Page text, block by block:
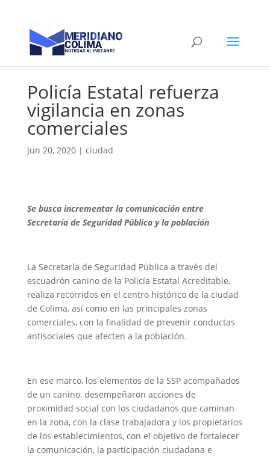
Policía Estatal refuerza
vigilancia en zonas
comerciales
Jun 20, 2020| ciudad
Se busca incrementar la comunicación entre
Secretaría de Seguridad Pública y la población
La Secretaría de Seguridad Pública a través del
escuadrón canino de la Policía Estatal Acreditable,
realiza recorridos en el centro histórico de la ciudad
de Colima, así como en las principales zonas
comerciales, con la finalidad de prevenir conductas
antisociales que afecten a la población.
En ese marco, los elementos de la SSP acompañados
de un canino, desempeñaron acciones de
proximidad social con los ciudadanos que caminan
en la zona, con la clase trabajadora y los propietarios
de los establecimientos, con el objetivo de fortalecer
la comunicación, la participación ciudadana e